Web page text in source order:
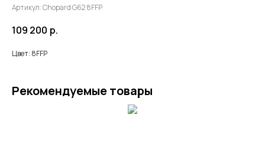
Артикул:Chopard G62 8FFP
109 200 р.
Цвет: 8FFP
Рекомендуемые товары